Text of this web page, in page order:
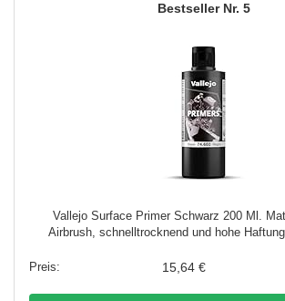
5
Vallejo Surface Primer Schwarz 200 Ml.
Airbrush, schnelltrocknend und hohe
15,64 €